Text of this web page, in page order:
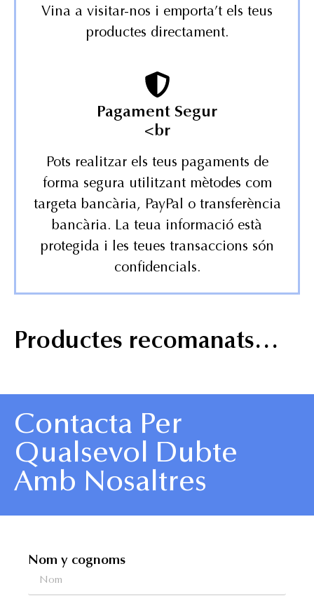
Vina a visitar-nos i emporta’t els teus
productes directament.
Pagament Segur
<br
Pots realitzar els teus pagaments de
forma segura utilitzant mètodes com
targeta bancària, PayPal o transferència
bancària. La teua informació està
protegida i les teues transaccions són
confidencials.
Productes recomanats…
Contacta Per
Qualsevol Dubte
Amb Nosaltres
Nom y cognoms